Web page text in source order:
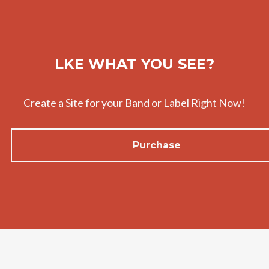
LKE WHAT YOU SEE?
Create a Site for your Band or Label Right Now!
Purchase